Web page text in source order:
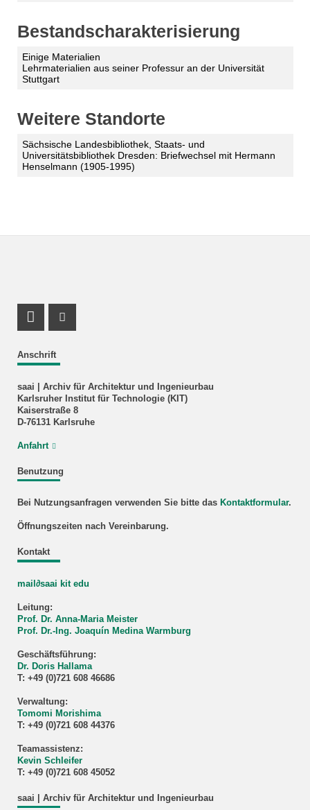
Bestandscharakterisierung
Einige Materialien
Lehrmaterialien aus seiner Professur an der Universität
Stuttgart
Weitere Standorte
Sächsische Landesbibliothek, Staats- und
Universitätsbibliothek Dresden: Briefwechsel mit Hermann
Henselmann (1905-1995)
Anschrift
saai | Archiv für Architektur und Ingenieurbau
Karlsruher Institut für Technologie (KIT)
Kaiserstraße 8
D-76131 Karlsruhe
Anfahrt
Benutzung
Bei Nutzungsanfragen verwenden Sie bitte das Kontaktformular.
Öffnungszeiten nach Vereinbarung.
Kontakt
mail∂saai kit edu
Leitung:
Prof. Dr. Anna-Maria Meister
Prof. Dr.-Ing. Joaquín Medina Warmburg
Geschäftsführung:
Dr. Doris Hallama
T: +49 (0)721 608 46686
Verwaltung:
Tomomi Morishima
T: +49 (0)721 608 44376
Teamassistenz:
Kevin Schleifer
T: +49 (0)721 608 45052
saai | Archiv für Architektur und Ingenieurbau
Facebook Profil
Instagram Profil